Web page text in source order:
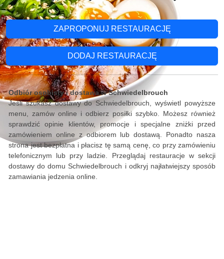
ZAPROPONUJ RESTAURACJĘ
DODAJ RESTAURACJĘ
Odbiór osobisty i dostawa w Schwiedelbrouch
Jeśli szukasz dostawy do Schwiedelbrouch, wyświetl powyższe
menu, zamów online i odbierz posiłki szybko. Możesz również
sprawdzić opinie klientów, promocje i specjalne zniżki przed
zamówieniem online z odbiorem lub dostawą. Ponadto nasza
strona jest bezpłatna i płacisz tę samą cenę, co przy zamówieniu
telefonicznym lub przy ladzie. Przeglądaj restauracje w sekcji
dostawy do domu Schwiedelbrouch i odkryj najłatwiejszy sposób
zamawiania jedzenia online.